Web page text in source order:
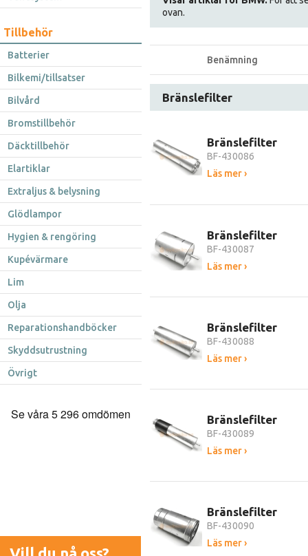
Tillbehör
Batterier
Bilkemi/tillsatser
Bilvård
Bromstillbehör
Däcktillbehör
Elartiklar
Extraljus & belysning
Glödlampor
Hygien & rengöring
Kupévärmare
Lim
Olja
Reparationshandböcker
Skyddsutrustning
Övrigt
ovan.
Benämning
Bränslefilter
Bränslefilter
BF-430086
Läs mer ›
Bränslefilter
BF-430087
Läs mer ›
Bränslefilter
BF-430088
Läs mer ›
Bränslefilter
BF-430089
Läs mer ›
Bränslefilter
BF-430090
Läs mer ›